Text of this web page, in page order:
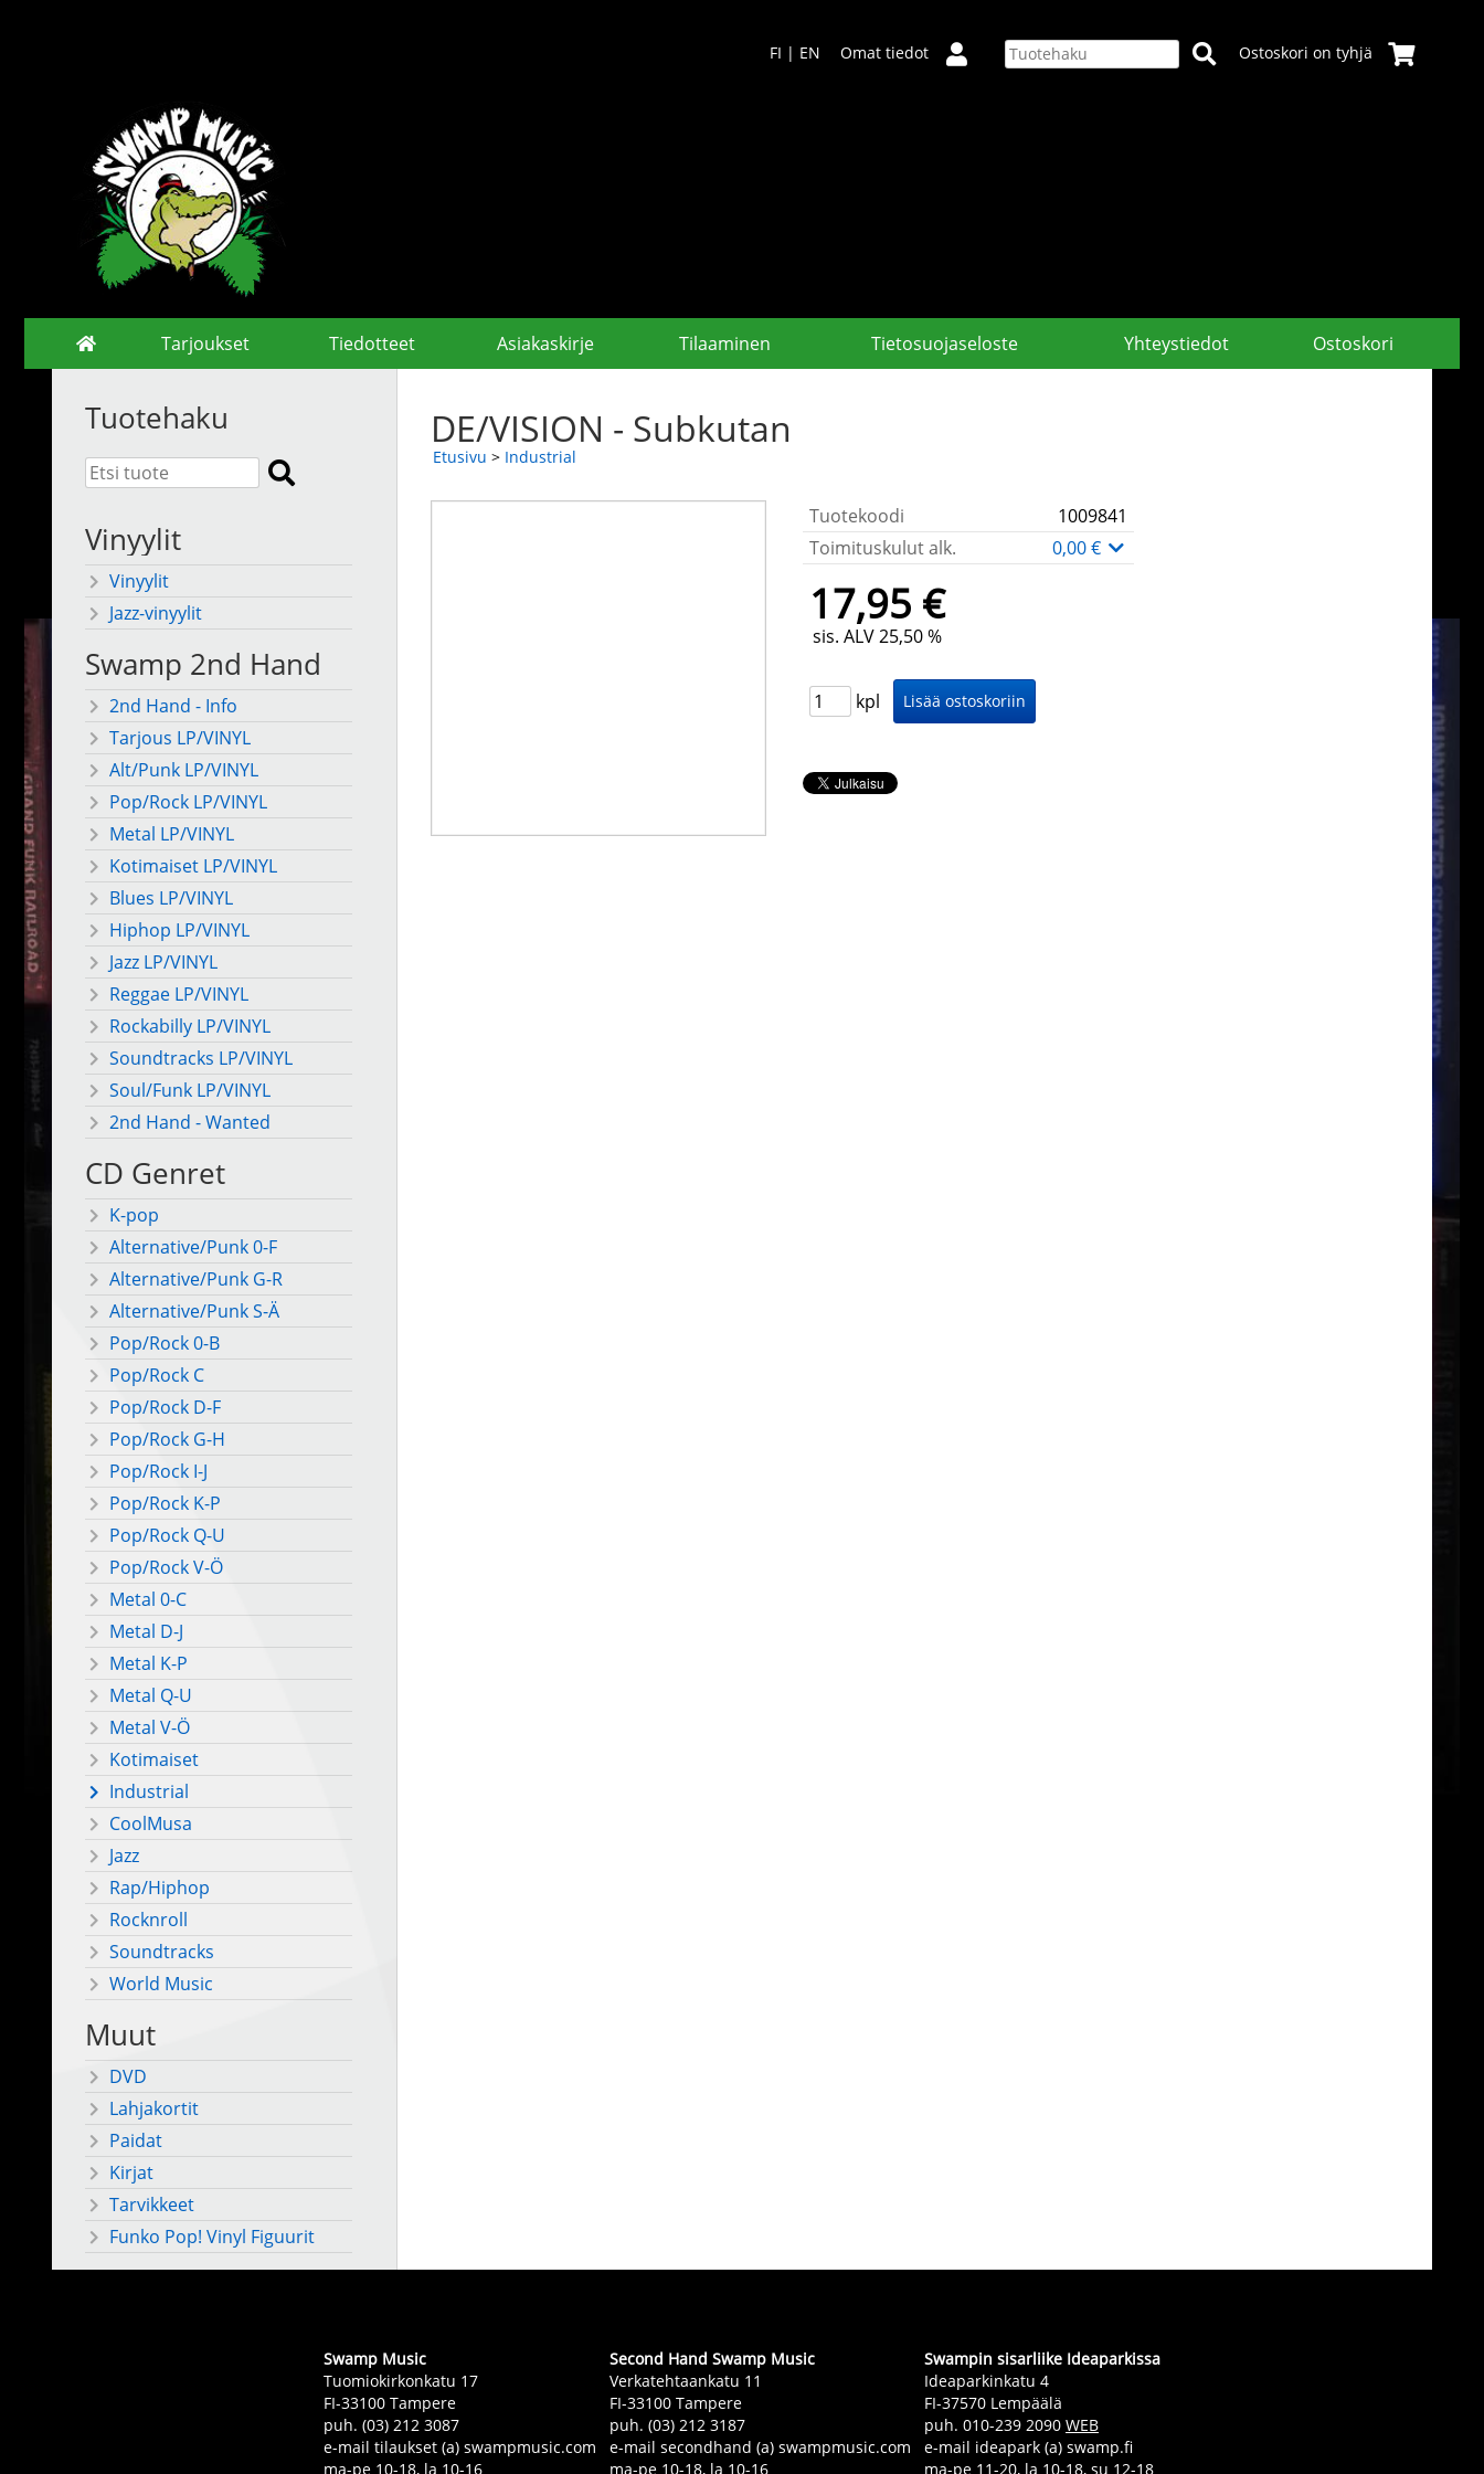
FI | EN Omat tiedot Ostoskori on tyhjä
Tarjoukset Tiedotteet Asiakaskirje Tilaaminen Tietosuojaseloste Yhteystiedot Ostoskori
Tuotehaku
Vinyylit
Vinyylit
Jazz-vinyylit
Swamp 2nd Hand
2nd Hand - Info
Tarjous LP/VINYL
Alt/Punk LP/VINYL
Pop/Rock LP/VINYL
Metal LP/VINYL
Kotimaiset LP/VINYL
Blues LP/VINYL
Hiphop LP/VINYL
Jazz LP/VINYL
Reggae LP/VINYL
Rockabilly LP/VINYL
Soundtracks LP/VINYL
Soul/Funk LP/VINYL
2nd Hand - Wanted
CD Genret
K-pop
Alternative/Punk 0-F
Alternative/Punk G-R
Alternative/Punk S-Ä
Pop/Rock 0-B
Pop/Rock C
Pop/Rock D-F
Pop/Rock G-H
Pop/Rock I-J
Pop/Rock K-P
Pop/Rock Q-U
Pop/Rock V-Ö
Metal 0-C
Metal D-J
Metal K-P
Metal Q-U
Metal V-Ö
Kotimaiset
Industrial
CoolMusa
Jazz
Rap/Hiphop
Rocknroll
Soundtracks
World Music
Muut
DVD
Lahjakortit
Paidat
Kirjat
Tarvikkeet
Funko Pop! Vinyl Figuurit
DE/VISION - Subkutan
Etusivu > Industrial
Tuotekoodi
1009841
Toimituskulut alk.
0,00 €
17,95 €
sis. ALV 25,50 %
kpl
Swamp Music
Tuomiokirkonkatu 17
FI-33100 Tampere
puh. (03) 212 3087
e-mail tilaukset (a) swampmusic.com
ma-pe 10-18, la 10-16
Second Hand Swamp Music
Verkatehtaankatu 11
FI-33100 Tampere
puh. (03) 212 3187
e-mail secondhand (a) swampmusic.com
ma-pe 10-18, la 10-16
Swampin sisarliike Ideaparkissa
Ideaparkinkatu 4
FI-37570 Lempäälä
puh. 010-239 2090 WEB
e-mail ideapark (a) swamp.fi
ma-pe 11-20, la 10-18, su 12-18